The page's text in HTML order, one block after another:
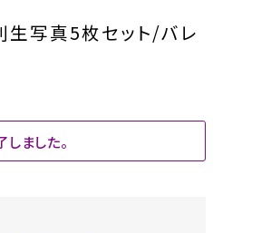
生写真5枚セット/バレ
ました。